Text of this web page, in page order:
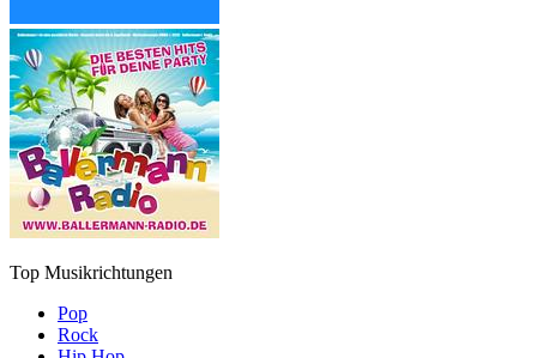
Top Musikrichtungen
Pop
Rock